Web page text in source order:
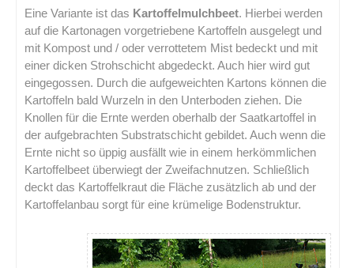
Eine Variante ist das Kartoffelmulchbeet. Hierbei werden
auf die Kartonagen vorgetriebene Kartoffeln ausgelegt und
mit Kompost und / oder verrottetem Mist bedeckt und mit
einer dicken Strohschicht abgedeckt. Auch hier wird gut
eingegossen. Durch die aufgeweichten Kartons können die
Kartoffeln bald Wurzeln in den Unterboden ziehen. Die
Knollen für die Ernte werden oberhalb der Saatkartoffel in
der aufgebrachten Substratschicht gebildet. Auch wenn die
Ernte nicht so üppig ausfällt wie in einem herkömmlichen
Kartoffelbeet überwiegt der Zweifachnutzen. Schließlich
deckt das Kartoffelkraut die Fläche zusätzlich ab und der
Kartoffelanbau sorgt für eine krümelige Bodenstruktur.